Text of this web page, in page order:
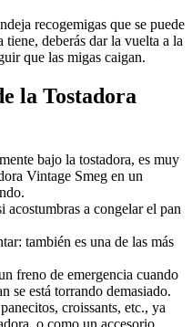
recogemigas que se puede
deberás dar la vuelta a la
que las migas caigan.
la Tostadora
bajo la tostadora, es muy
Vintage Smeg en un
a congelar el pan
también es una de las más
freno de emergencia cuando
se está torrando demasiado.
croissants, etc., ya
o como un accesorio